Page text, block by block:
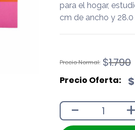
para el hogar,
cm de ancho y
$1.790
El
original
$1.790.
$
El
actual
$1.590.
- +